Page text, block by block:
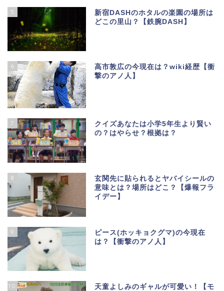
5
新宿DASHのホタルの楽園の場所は
どこの里山？【鉄腕DASH】
6
高市敦広の今現在は？wiki経歴【衝
撃のアノ人】
7
クイズあなたは小学5年生より賢い
の？はやらせ？根拠は？
8
玄関先に貼られるとヤバイシールの
意味とは？場所はどこ？【爆報フラ
イデー】
9
ピース(ホッキョクグマ)の今現在
は？【衝撃のアノ人】
10
天童よしみのギャルが可愛い！【モ